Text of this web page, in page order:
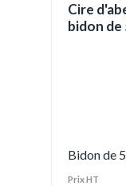
Cire
bidon de
Bidon de
Prix HT